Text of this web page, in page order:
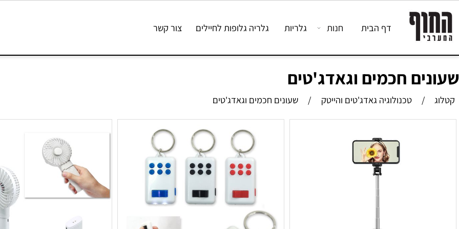
דף הבית חנות גלריות גלריה גלופות לחיילים צור קשר
חכמים וגאדג'טים
/ טכנולוגיה גאדג'טים והייטק / שעונים חכמים וגאדג'טים